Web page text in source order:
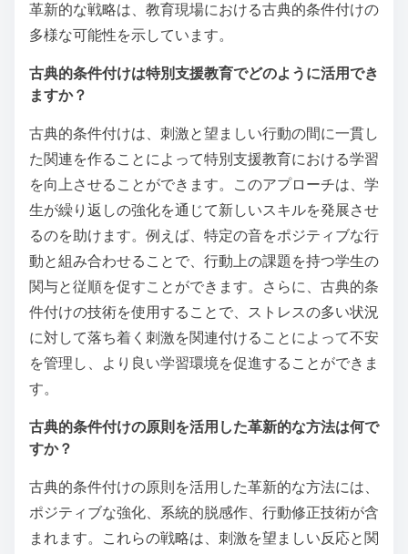
革新的な戦略は、教育現場における古典的条件付けの
多様な可能性を示しています。
古典的条件付けは特別支援教育でどのように活用でき
ますか？
古典的条件付けは、刺激と望ましい行動の間に一貫し
た関連を作ることによって特別支援教育における学習
を向上させることができます。このアプローチは、学
生が繰り返しの強化を通じて新しいスキルを発展させ
るのを助けます。例えば、特定の音をポジティブな行
動と組み合わせることで、行動上の課題を持つ学生の
関与と従順を促すことができます。さらに、古典的条
件付けの技術を使用することで、ストレスの多い状況
に対して落ち着く刺激を関連付けることによって不安
を管理し、より良い学習環境を促進することができま
す。
古典的条件付けの原則を活用した革新的な方法は何で
すか？
古典的条件付けの原則を活用した革新的な方法には、
ポジティブな強化、系統的脱感作、行動修正技術が含
まれます。これらの戦略は、刺激を望ましい反応と関